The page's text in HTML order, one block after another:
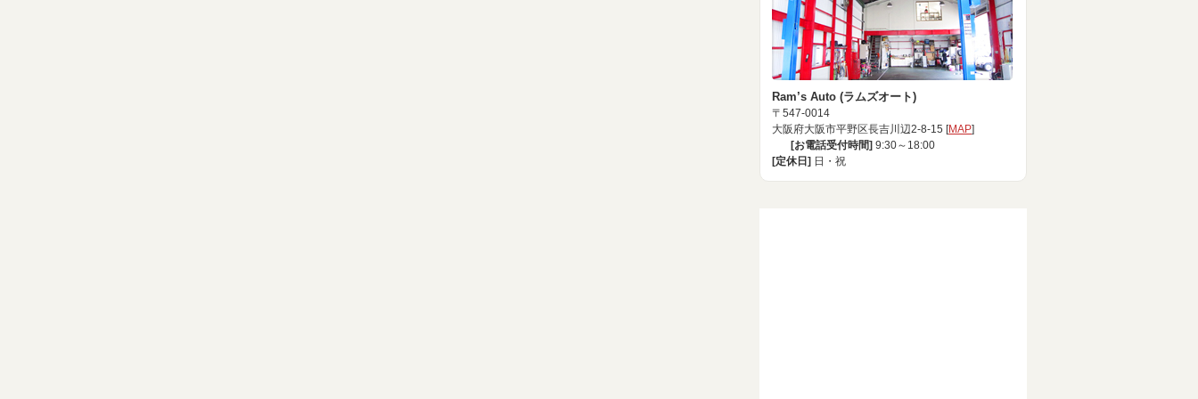
Ram’s Auto (ラムズオート)
〒547-0014
大阪府大阪市平野区長吉川辺2-8-15 [MAP]
[お電話受付時間] 9:30～18:00
[定休日] 日・祝